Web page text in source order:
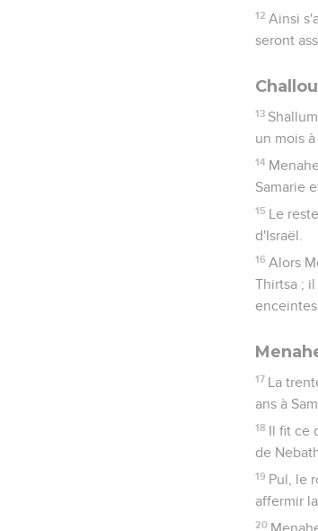
12 Ainsi
seront
13
un mois à
14
Samarie
15 Le
d'Israël.
16 Alors
Thirtsa ;
enceintes.
17 La
ans à
18 Il fit ce
de
19 Pul, le
affermir
20